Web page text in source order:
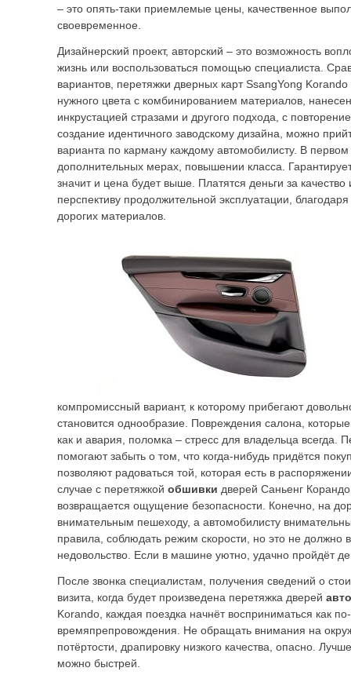
– это опять-таки приемлемые цены, качественное
своевременное.
Дизайнерский проект, авторский – это возможность
жизнь или воспользоваться помощью специалиста.
вариантов, перетяжки дверных карт SsangYong
нужного цвета с комбинированием материалов,
инкрустацией стразами и другого подхода, с
создание идентичного заводскому дизайна, можно
варианта по карману каждому автомобилисту. В первом
дополнительных мерах, повышении класса.
значит и цена будет выше. Платятся деньги за
перспективу продолжительной эксплуатации,
дорогих материалов.
компромиссный вариант, к которому прибегают
становится однообразие. Повреждения салона,
как и авария, поломка – стресс для владельца всегда.
помогают забыть о том, что когда-нибудь придётся
позволяют радоваться той, которая есть в
случае с перетяжкой обшивки дверей Саньенг
возвращается ощущение безопасности. Конечно, на
внимательным пешеходу, а автомобилисту
правила, соблюдать режим скорости, но это не должно
недовольство. Если в машине уютно, удачно пройдёт
После звонка специалистам, получения сведений о
визита, когда будет произведена перетяжка дверей
Korando, каждая поездка начнёт восприниматься как
времяпрепровождения. Не обращать внимания на
потёртости, драпировку низкого качества, опасно.
можно быстрей.